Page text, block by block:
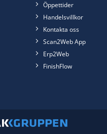
Öppettider
Handelsvillkor
Kontakta oss
Scan2Web App
Erp2Web
FinishFlow